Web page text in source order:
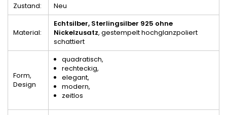
Zustand:
Neu
Material:
Echtsilber, Sterlingsilber 925 ohne
Nickelzusatz, gestempelt hochglanzpoliert
schattiert
Form,
Design
quadratisch,
rechteckig,
elegant,
modern,
zeitlos